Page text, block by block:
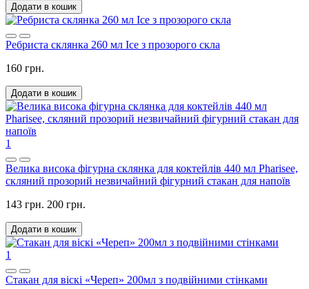
Додати в кошик
Ребриста склянка 260 мл Ice з прозорого скла
160 грн.
Додати в кошик
1
Велика висока фігурна склянка для коктейлів 440 мл Pharisee,
скляний прозорий незвичайний фігурний стакан для напоїв
143 грн. 200 грн.
Додати в кошик
1
Стакан для віскі «Череп» 200мл з подвійними стінками